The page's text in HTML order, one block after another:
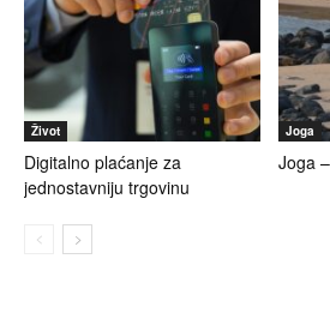
Život
Digitalno plaćanje za
jednostavniju trgovinu
Joga
Joga